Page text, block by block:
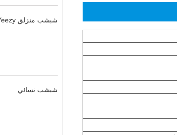
شبشب منزلق Yeezy
شبشب نسائي